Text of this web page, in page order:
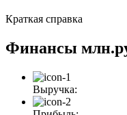
Краткая справка
Финансы
Выручка: